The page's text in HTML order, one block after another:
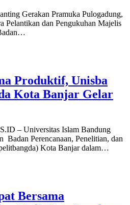
Gerakan Pramuka Pulogadung,
Pelantikan dan Pengukuhan Majelis
Produktif, Unisba
Kota Banjar Gelar
– Universitas Islam Bandung
Badan Perencanaan, Penelitian, dan
Kota Banjar dalam…
Bersama